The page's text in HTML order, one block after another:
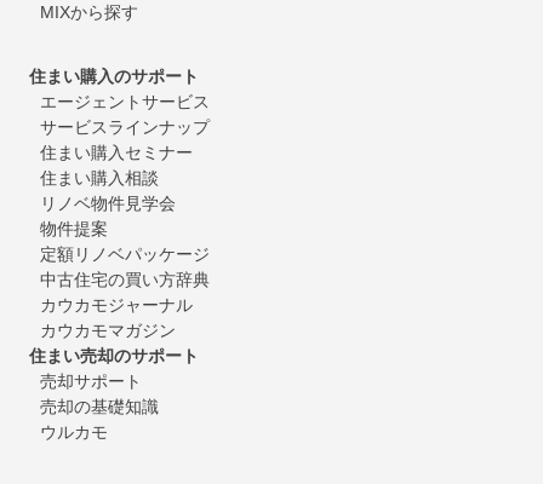
MIXから探す
住まい購入のサポート
エージェントサービス
サービスラインナップ
住まい購入セミナー
住まい購入相談
リノベ物件見学会
物件提案
定額リノベパッケージ
中古住宅の買い方辞典
カウカモジャーナル
カウカモマガジン
住まい売却のサポート
売却サポート
売却の基礎知識
ウルカモ